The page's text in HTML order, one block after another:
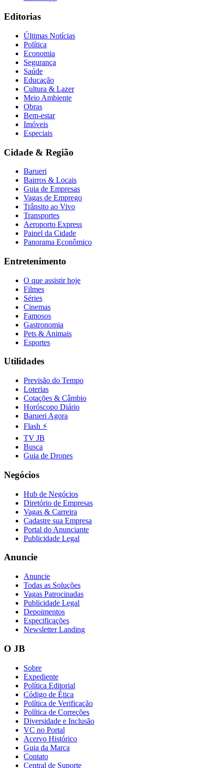
Flamengo
Fluminense
Vasco
Editorias
Últimas Notícias
Política
Economia
Segurança
Saúde
Educação
Cultura & Lazer
Meio Ambiente
Obras
Bem-estar
Imóveis
Especiais
Cidade & Região
Barueri
Bairros & Locais
Guia de Empresas
Vagas de Emprego
Trânsito ao Vivo
Transportes
Aeroporto Express
Painel da Cidade
Panorama Econômico
Entretenimento
O que assistir hoje
Filmes
Séries
Cinemas
Famosos
Gastronomia
Pets & Animais
Esportes
Utilidades
Previsão do Tempo
Loterias
Cotações & Câmbio
Horóscopo Diário
Barueri Agora
Flash ⚡
TV JB
Busca
Guia de Drones
Negócios
Hub de Negócios
Diretório de Empresas
Vagas & Carreira
Cadastre sua Empresa
Portal do Anunciante
Publicidade Legal
Anuncie
Anuncie
Todas as Soluções
Vagas Patrocinadas
Publicidade Legal
Depoimentos
Especificações
Newsletter Landing
O JB
Sobre
Expediente
Política Editorial
Código de Ética
Política de Verificação
Política de Correções
Diversidade e Inclusão
VC no Portal
Acervo Histórico
Guia da Marca
Contato
Central de Suporte